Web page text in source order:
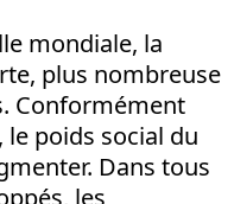
mondiale, la
plus nombreuse
Conformément
poids social du
Dans tous